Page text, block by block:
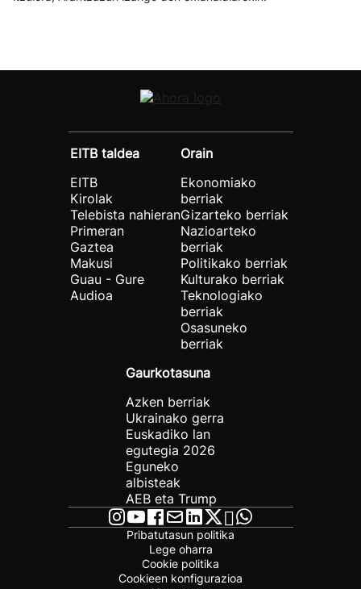
EITB taldea
EITB
Kirolak
Telebista nahieran
Primeran
Gaztea
Makusi
Guau - Gure
Audioa
Orain
Ekonomiako
berriak
Gizarteko berriak
Nazioarteko
berriak
Politikako berriak
Kulturako berriak
Teknologiako
berriak
Osasuneko
berriak
Gaurkotasuna
Azken berriak
Ukrainako gerra
Euskadiko lan
egutegia 2026
Eguneko
albisteak
AEB eta Trump
Pribatutasun politika
Lege oharra
Cookie politika
Cookieen konfigurazioa